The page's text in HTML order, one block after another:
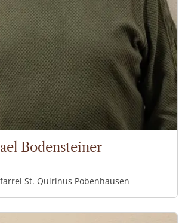
Bodensteiner
St. Quirinus Pobenhausen